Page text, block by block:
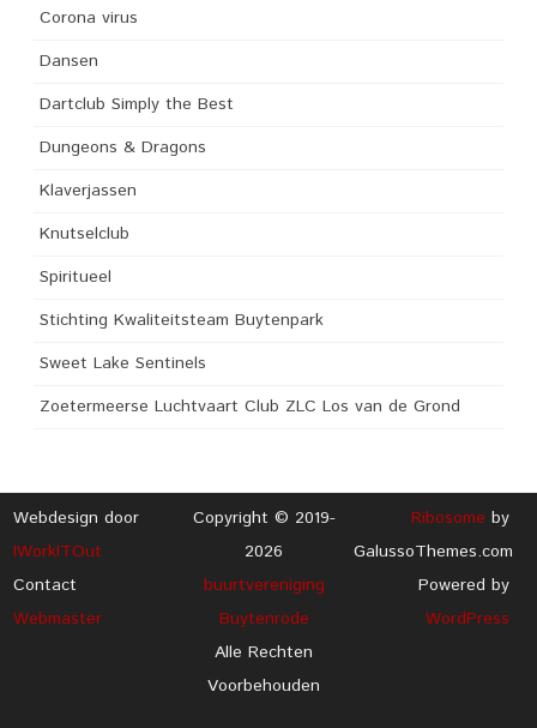
Corona virus
Dansen
Dartclub Simply the Best
Dungeons & Dragons
Klaverjassen
Knutselclub
Spiritueel
Stichting Kwaliteitsteam Buytenpark
Sweet Lake Sentinels
Zoetermeerse Luchtvaart Club ZLC Los van de Grond
Webdesign door
IWorkITOut
Contact
Webmaster
Copyright © 2019-
2026
buurtvereniging
Buytenrode
Alle Rechten
Voorbehouden
Ribosome by
GalussoThemes.com
Powered by
WordPress